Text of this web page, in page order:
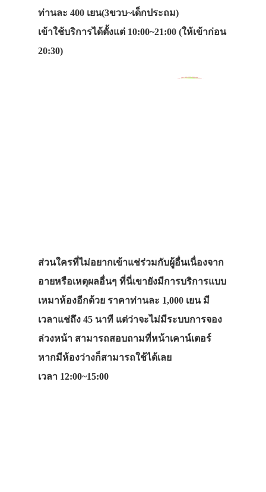
ท่านละ 400 เยน(3ขวบ~เด็กประถม)
เข้าใช้บริการได้ตั้งแต่ 10:00~21:00 (ให้เข้าก่อน
20:30)
ส่วนใครที่ไม่อยากเข้าแช่ร่วมกับผู้อื่นเนื่องจาก
อายหรือเหตุผลอื่นๆ ที่นี่เขายังมีการบริการแบบ
เหมาห้องอีกด้วย ราคาท่านละ 1,000 เยน มี
เวลาแช่ถึง 45 นาที แต่ว่าจะไม่มีระบบการจอง
ล่วงหน้า สามารถสอบถามที่หน้าเคาน์เตอร์
หากมีห้องว่างก็สามารถใช้ได้เลย
เวลา 12:00~15:00